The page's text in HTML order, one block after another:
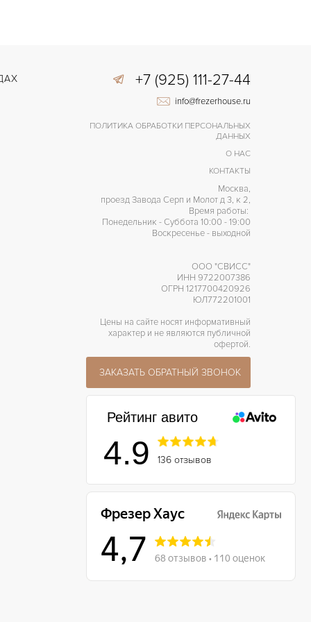
+7 (925) 111-27-44
info@frezerhouse.ru
ПОЛИТИКА ОБРАБОТКИ ПЕРСОНАЛЬНЫХ
ДАННЫХ
О НАС
КОНТАКТЫ
Москва,
проезд Завода Серп и Молот д 3, к 2,
Время работы:
Понедельник - Суббота 10:00 - 19:00
Воскресенье - выходной
ООО "СВИСС"
ИНН 9722007386
ОГРН 1217700420926
ЮЛ772201001
Цены на сайте носят информативный
характер и не являются публичной
офертой.
ЗАКАЗАТЬ ОБРАТНЫЙ ЗВОНОК
Рейтинг авито
4.9 136 отзывов